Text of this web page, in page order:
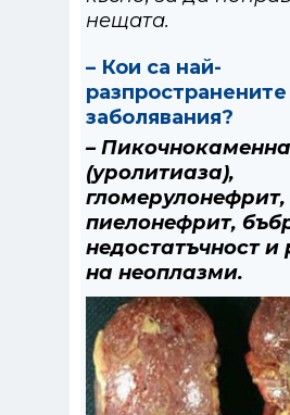
нещата.
– Кои са най-
заболявания?
–
(уролитиаза),
гломерулонефрит,
пиелонефрит,
недостатъчност и
на неоплазми.